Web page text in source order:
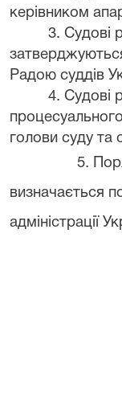
керівником
3. Судові
Радою суддів
4. Судові
голови суду та
5.
визначається
адміністрації